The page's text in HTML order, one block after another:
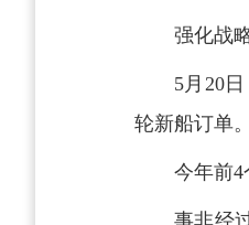
强化战
5月20
轮新船订单。
今年前4